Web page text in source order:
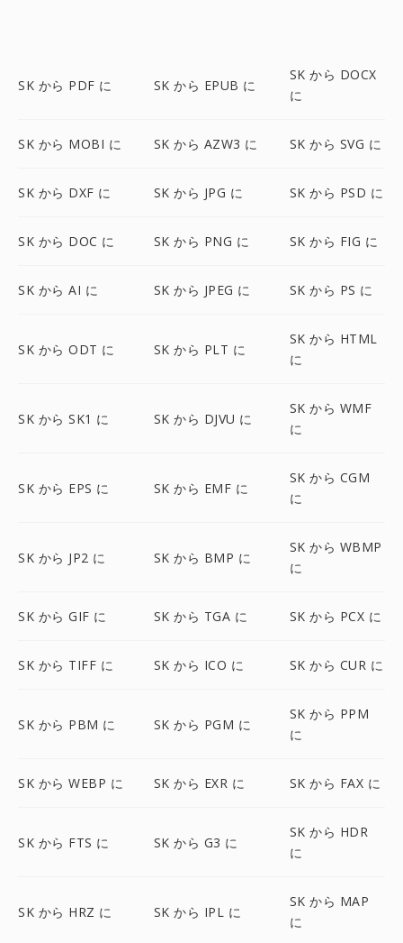
SK から PDF に SK から EPUB に
SK から DOCX
に
SK から MOBI に SK から AZW3 に SK から SVG に
SK から DXF に SK から JPG に SK から PSD に
SK から DOC に SK から PNG に SK から FIG に
SK から AI に SK から JPEG に SK から PS に
SK から ODT に SK から PLT に
SK から HTML
に
SK から SK1 に SK から DJVU に
SK から WMF
に
SK から EPS に SK から EMF に
SK から CGM
に
SK から JP2 に SK から BMP に
SK から WBMP
に
SK から GIF に SK から TGA に SK から PCX に
SK から TIFF に SK から ICO に SK から CUR に
SK から PBM に SK から PGM に
SK から PPM
に
SK から WEBP に SK から EXR に SK から FAX に
SK から FTS に SK から G3 に
SK から HDR
に
SK から HRZ に SK から IPL に
SK から MAP
に